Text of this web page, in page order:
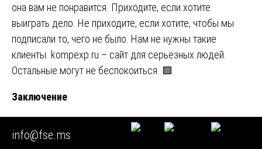
она вам не понравится. Приходите, если хотите
выиграть дело. Не приходите, если хотите, чтобы мы
подписали то, чего не было. Нам не нужны такие
клиенты. kompexp.ru – сайт для серьёзных людей.
Остальные могут не беспокоиться. 🟩
Заключение
Мы здесь не для того, чтобы нравиться. Мы здесь,
чтобы устанавливать истину. Если вы ищете эксперта,
info@fse.ms